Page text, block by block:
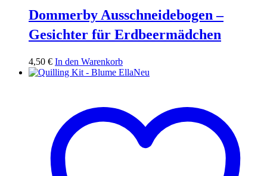
Dommerby Ausschneidebogen –
Gesichter für Erdbeermädchen
4,50 € In den Warenkorb
Neu